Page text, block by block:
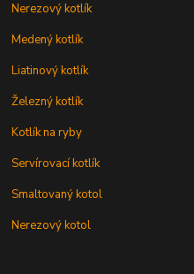
Nerezový kotlík
Medený kotlík
Liatinový kotlík
Železný kotlík
Kotlík na ryby
Servírovací kotlík
Smaltovaný kotol
Nerezový kotol